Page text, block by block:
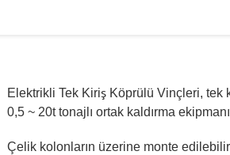
Elektrikli Tek Kiriş Köprülü Vinçleri, tek
0,5 ~ 20t tonajlı ortak kaldırma
Çelik kolonların üzerine monte